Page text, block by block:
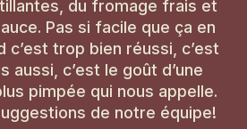
du fromage frais et
Pas si facile que ça en
c’est trop bien réussi, c’est
aussi, c’est le goût d’une
pimpée qui nous appelle.
de notre équipe!